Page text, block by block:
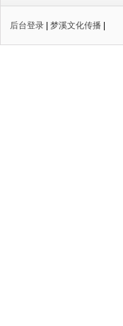
后台登录 梦溪文化传播